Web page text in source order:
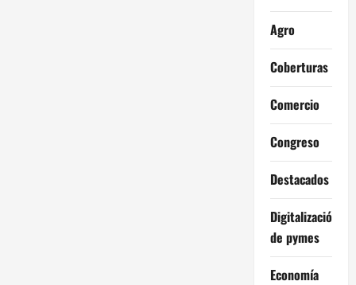
Agro
Coberturas
Comercio
Congreso
Destacados
Digitalización
de pymes
Economía